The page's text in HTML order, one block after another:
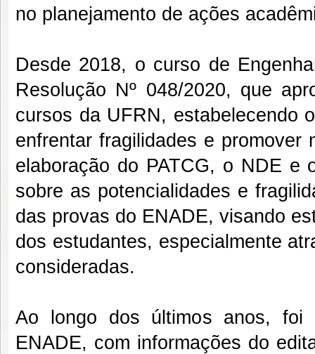
no planejamento de ações
Desde 2018, o curso de
Resolução Nº 048/2020, que
cursos da UFRN, estabelecendo
enfrentar fragilidades e promover
elaboração do PATCG, o NDE e
sobre as potencialidades e
das provas do ENADE, visando
dos estudantes, especialmente
consideradas.
Ao longo dos últimos anos, foi
ENADE, com informações do